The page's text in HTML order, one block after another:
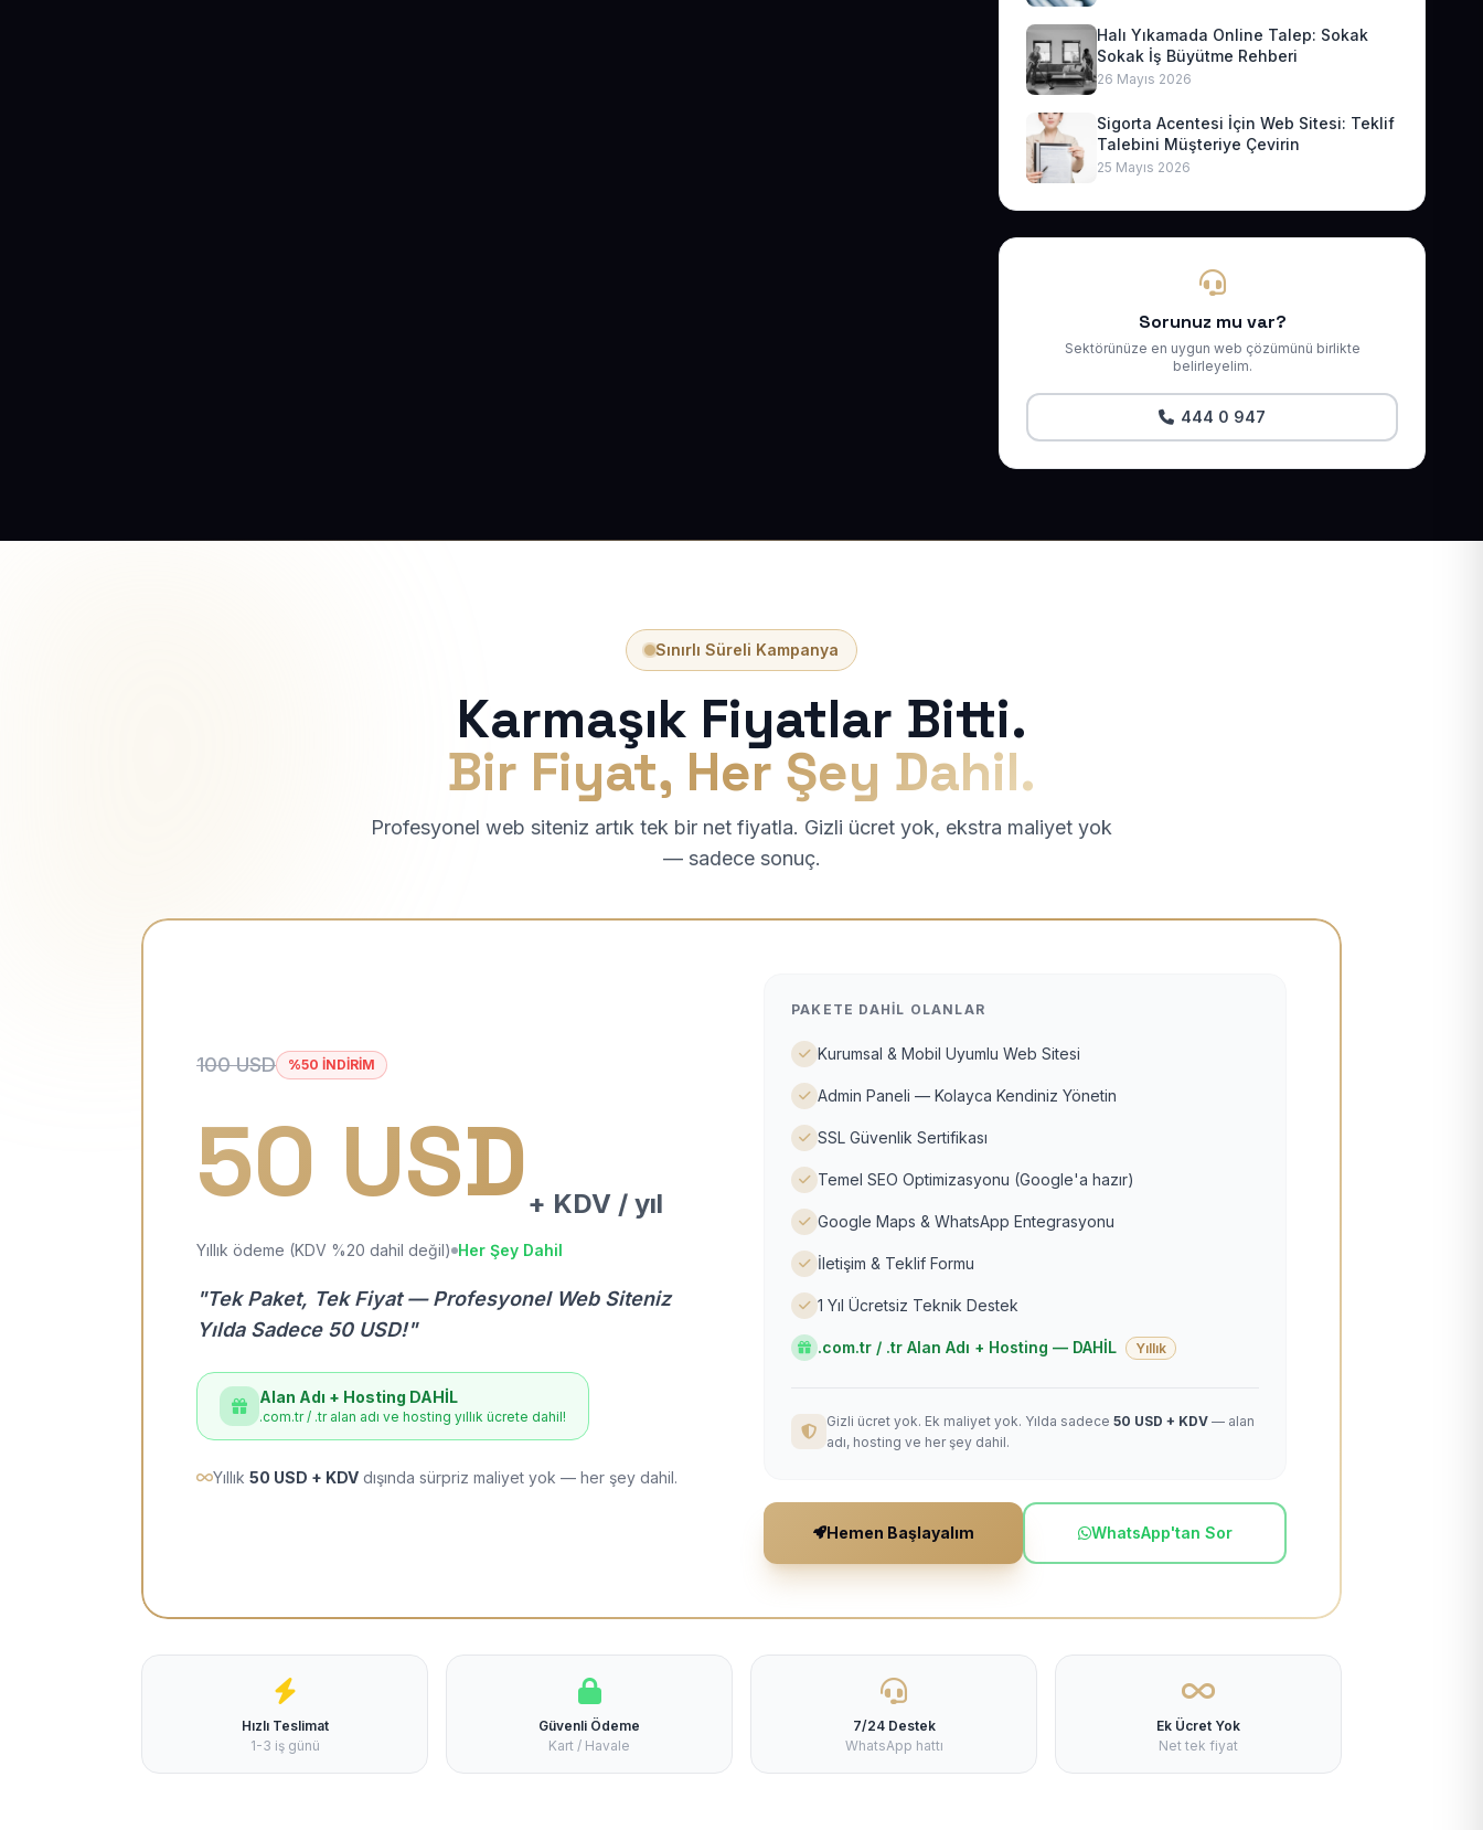
Halı Yıkamada Online Talep: Sokak
Sokak İş Büyütme Rehberi
26 Mayıs 2026
Sigorta Acentesi İçin Web Sitesi: Teklif
Talebini Müşteriye Çevirin
25 Mayıs 2026
Sorunuz mu var?
Sektörünüze en uygun web çözümünü birlikte
belirleyelim.
444 0 947
Sınırlı Süreli Kampanya
Karmaşık Fiyatlar Bitti.
Bir Fiyat, Her Şey Dahil.
Profesyonel web siteniz artık tek bir net fiyatla. Gizli ücret yok, ekstra maliyet yok
— sadece sonuç.
100 USD %50 İNDİRİM
50 USD + KDV / yıl
Yıllık ödeme (KDV %20 dahil değil) Her Şey Dahil
"Tek Paket, Tek Fiyat — Profesyonel Web Siteniz
Yılda Sadece 50 USD!"
Alan Adı + Hosting DAHİL
.com.tr / .tr alan adı ve hosting yıllık ücrete dahil!
Yıllık 50 USD + KDV dışında sürpriz maliyet yok — her şey dahil.
PAKETE DAHIL OLANLAR
Kurumsal & Mobil Uyumlu Web Sitesi
Admin Paneli — Kolayca Kendiniz Yönetin
SSL Güvenlik Sertifikası
Temel SEO Optimizasyonu (Google'a hazır)
Google Maps & WhatsApp Entegrasyonu
İletişim & Teklif Formu
1 Yıl Ücretsiz Teknik Destek
.com.tr / .tr Alan Adı + Hosting — DAHİL Yıllık
Gizli ücret yok. Ek maliyet yok. Yılda sadece 50 USD + KDV — alan
adı, hosting ve her şey dahil.
Hemen Başlayalım WhatsApp'tan Sor
Hızlı Teslimat
1-3 iş günü
Güvenli Ödeme
Kart / Havale
7/24 Destek
WhatsApp hattı
Ek Ücret Yok
Net tek fiyat